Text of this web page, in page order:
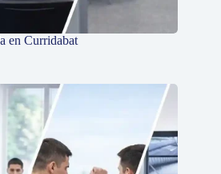
en Curridabat